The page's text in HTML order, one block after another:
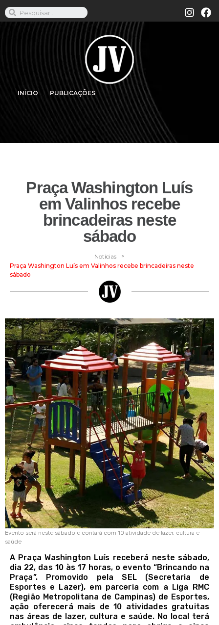
INÍCIO PUBLICAÇÕES
Praça Washington Luís
em Valinhos recebe
brincadeiras neste
sábado
Notícias >
Praça Washington Luís em Valinhos recebe brincadeiras neste
sábado
Evento será neste sábado e contará com 10 atividade de lazer, cultura e
saúde
A Praça Washington Luís receberá neste sábado,
dia 22, das 10 às 17 horas, o evento “Brincando na
Praça”. Promovido pela SEL (Secretaria de
Esportes e Lazer), em parceria com a Liga RMC
(Região Metropolitana de Campinas) de Esportes,
ação oferecerá mais de 10 atividades gratuitas
nas áreas de lazer, cultura e saúde. No local terá